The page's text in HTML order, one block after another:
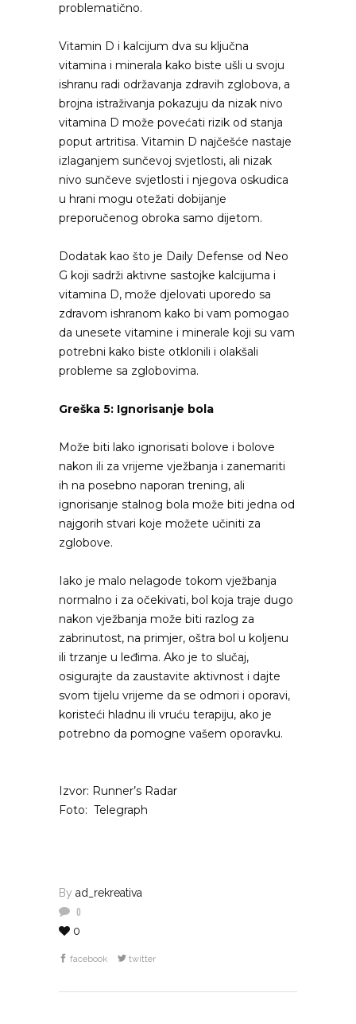
problematično.
Vitamin D i kalcijum dva su ključna
vitamina i minerala kako biste ušli u svoju
ishranu radi održavanja zdravih zglobova, a
brojna istraživanja pokazuju da nizak nivo
vitamina D može povećati rizik od stanja
poput artritisa. Vitamin D najčešće nastaje
izlaganjem sunčevoj svjetlosti, ali nizak
nivo sunčeve svjetlosti i njegova oskudica
u hrani mogu otežati dobijanje
preporučenog obroka samo dijetom.
Dodatak kao što je Daily Defense od Neo
G koji sadrži aktivne sastojke kalcijuma i
vitamina D, može djelovati uporedo sa
zdravom ishranom kako bi vam pomogao
da unesete vitamine i minerale koji su vam
potrebni kako biste otklonili i olakšali
probleme sa zglobovima.
Greška 5: Ignorisanje bola
Može biti lako ignorisati bolove i bolove
nakon ili za vrijeme vježbanja i zanemariti
ih na posebno naporan trening, ali
ignorisanje stalnog bola može biti jedna od
najgorih stvari koje možete učiniti za
zglobove.
Iako je malo nelagode tokom vježbanja
normalno i za očekivati, bol koja traje dugo
nakon vježbanja može biti razlog za
zabrinutost, na primjer, oštra bol u koljenu
ili trzanje u leđima. Ako je to slučaj,
osigurajte da zaustavite aktivnost i dajte
svom tijelu vrijeme da se odmori i oporavi,
koristeći hladnu ili vruću terapiju, ako je
potrebno da pomogne vašem oporavku.
Izvor: Runner’s Radar
Foto: Telegraph
By ad_rekreativa
0
0
facebook twitter